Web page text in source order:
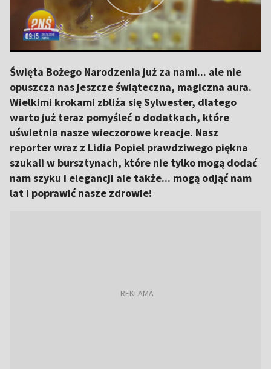
Święta Bożego Narodzenia już za nami... ale nie
opuszcza nas jeszcze świąteczna, magiczna aura.
Wielkimi krokami zbliża się Sylwester, dlatego
warto już teraz pomyśleć o dodatkach, które
uświetnia nasze wieczorowe kreacje. Nasz
reporter wraz z Lidia Popiel prawdziwego piękna
szukali w bursztynach, które nie tylko mogą dodać
nam szyku i elegancji ale także... mogą odjąć nam
lat i poprawić nasze zdrowie!